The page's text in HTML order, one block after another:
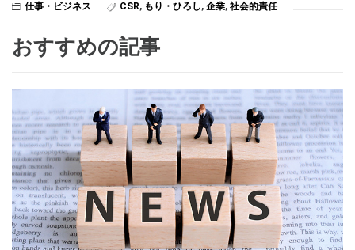
仕事・ビジネス CSR, もり・ひろし, 企業, 社会的責任
おすすめの記事